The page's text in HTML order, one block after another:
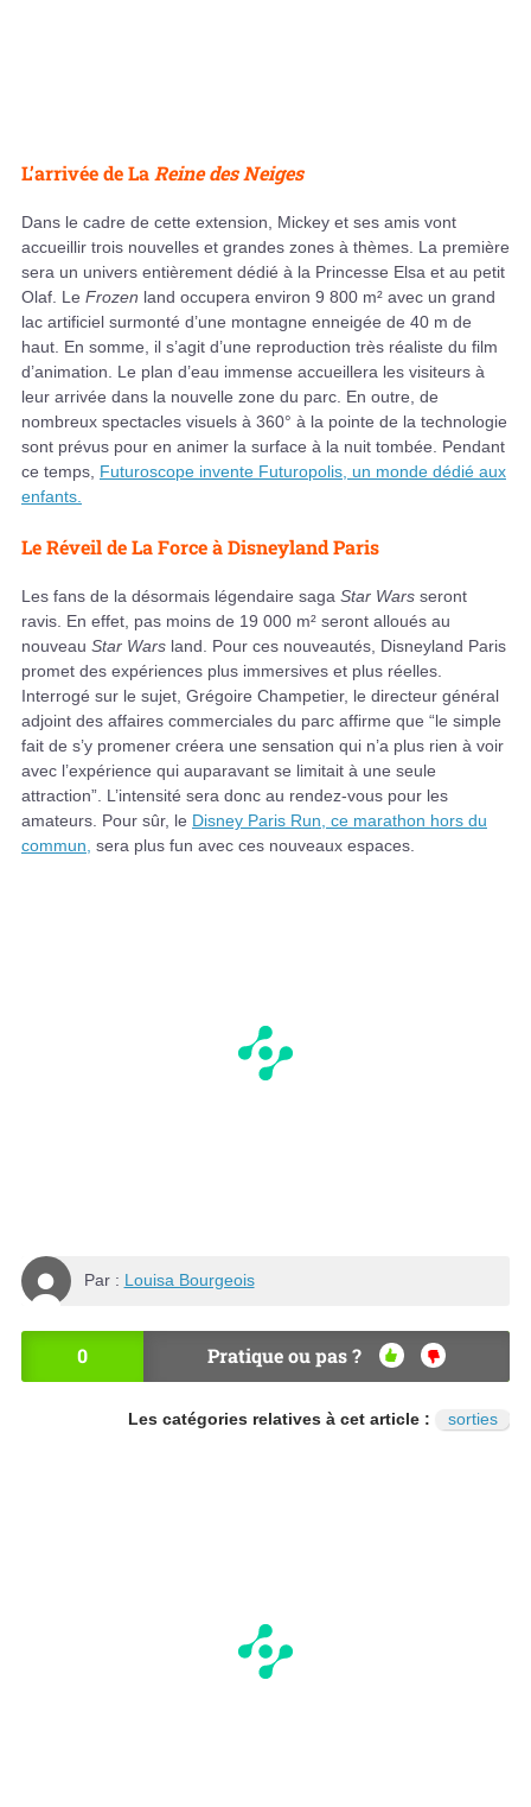
L’arrivée de LaReine des Neiges
Dans le cadre de cette extension, Mickey et ses amis vont
accueillir trois nouvelles et grandes zones à thèmes. La première
sera un univers entièrement dédié à la Princesse Elsa et au petit
Olaf. Le Frozen land occupera environ 9 800 m² avec un grand
lac artificiel surmonté d’une montagne enneigée de 40 m de
haut. En somme, il s’agit d’une reproduction très réaliste du film
d’animation. Le plan d’eau immense accueillera les visiteurs à
leur arrivée dans la nouvelle zone du parc. En outre, de
nombreux spectacles visuels à 360° à la pointe de la technologie
sont prévus pour en animer la surface à la nuit tombée. Pendant
ce temps, Futuroscope invente Futuropolis, un monde dédié aux
enfants.
Le Réveil de La Force à Disneyland Paris
Les fans de la désormais légendaire saga Star Wars seront
ravis. En effet, pas moins de 19 000 m² seront alloués au
nouveau Star Wars land. Pour ces nouveautés, Disneyland Paris
promet des expériences plus immersives et plus réelles.
Interrogé sur le sujet, Grégoire Champetier, le directeur général
adjoint des affaires commerciales du parc affirme que “le simple
fait de s’y promener créera une sensation qui n’a plus rien à voir
avec l’expérience qui auparavant se limitait à une seule
attraction”. L’intensité sera donc au rendez-vous pour les
amateurs. Pour sûr, le Disney Paris Run, ce marathon hors du
commun, sera plus fun avec ces nouveaux espaces.
Par : Louisa Bourgeois
0 Pratique ou pas ?
OU
I
NO
N
Les catégories relatives à cet article : sorties